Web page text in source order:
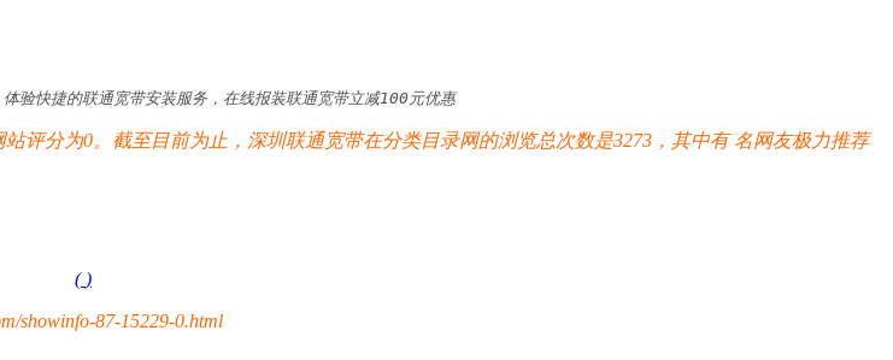
验快捷的联通宽带安装服务，在线报装联通宽带立减100元优惠
分为0。截至目前为止，深圳联通宽带在分类目录网的浏览总次数是3273，其中有名网友极力推荐
( )
showinfo-87-15229-0.html